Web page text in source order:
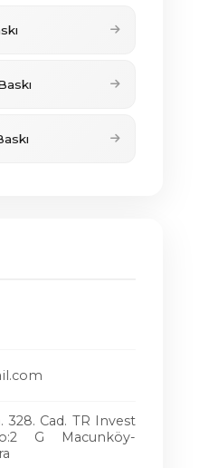
328. Cad. TR Invest
G Macunköy-